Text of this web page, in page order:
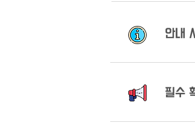
안내
필수